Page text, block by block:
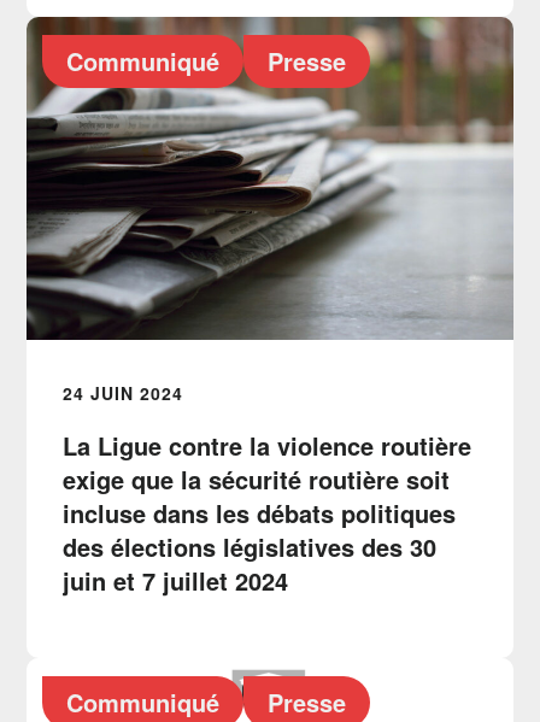
Communiqué Presse
24 JUIN 2024
La Ligue contre la violence routière
exige que la sécurité routière soit
incluse dans les débats politiques
des élections législatives des 30
juin et 7 juillet 2024
Communiqué Presse